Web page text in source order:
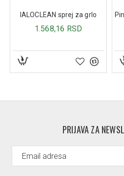
IALOCLEAN sprej za grlo
1.568,16 RSD
PRIJAVA ZA